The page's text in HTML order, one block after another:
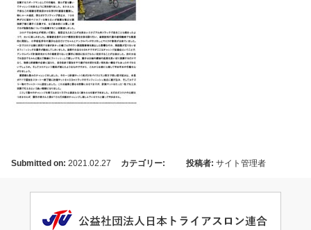
Submitted on: 2021.02.27 カテゴリー: 投稿者: サイト管理者